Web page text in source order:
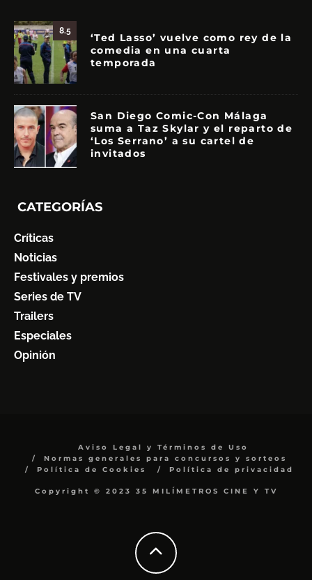
8.5
‘Ted Lasso’ vuelve como rey de la
comedia en una cuarta
temporada
San Diego Comic-Con Málaga
suma a Taz Skylar y el reparto de
‘Los Serrano’ a su cartel de
invitados
CATEGORÍAS
Críticas
Noticias
Festivales y premios
Series de TV
Trailers
Especiales
Opinión
Aviso Legal y Términos de Uso
Normas generales para concursos y sorteos
Política de Cookies
Política de privacidad
Copyright © 2023 35 MILÍMETROS CINE Y TV